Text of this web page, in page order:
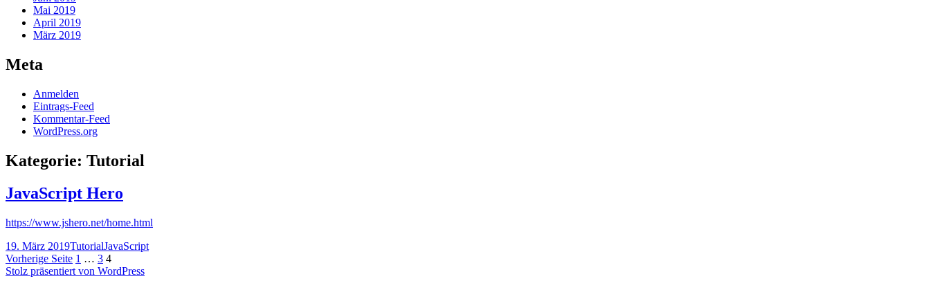
Mai 2019
April 2019
März 2019
Meta
Anmelden
Eintrags-Feed
Kommentar-Feed
WordPress.org
Kategorie: Tutorial
JavaScript Hero
https://www.jshero.net/home.html
Veröffentlicht
am
19. März 2019Kategorien
TutorialSchlagwörter
JavaScript
Seitennummerierung
Vorherige Seite Seite
1 … Seite
3 Seite
4
Stolz präsentiert von WordPress